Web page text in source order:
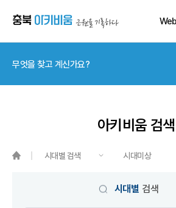
아키비움 검색
시대별 검색 시대미상
시대별 검색